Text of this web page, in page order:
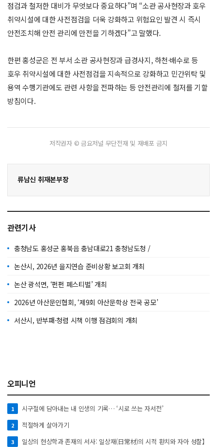
점검과 철저한 대비가 무엇보다 중요하다”며 “소관 공사현장과 호우
취약시설에 대한 사전점검을 더욱 강화하고 위험요인 발견 시 즉시
안전조치해 안전 관리에 만전을 기하겠다”고 말했다.
한편 홍성군은 전 부서 소관 공사현장과 급경사지, 하천·배수로 등
호우 취약시설에 대한 사전점검을 지속적으로 강화하고 민간위탁 및
용역 수행기관에도 관련 사항을 전파하는 등 안전관리에 철저를 기할
방침이다.
저작권자 © 금요저널 무단전재 및 재배포 금지
류남신 취재본부장
관련기사
충청남도 홍성군 홍북읍 충남대로21 충청남도청 /
논산시, 2026년 을지연습 준비상황 보고회 개최
논산 광석면, ‘펀펀 페스티벌’ 개최
2026년 아산문인협회, ‘제9회 아산문학상 전국 공모’
서산시, 반부패·청렴 시책 이행 점검회의 개최
오피니언
1 시구절에 담아내는 내 인생의 기록… ‘시로 쓰는 자서전’
2 적절하게 살아가기
3 일상의 현상학과 존재의 서사: 일상재(日常材)의 시적 환치와 자아 성찰】